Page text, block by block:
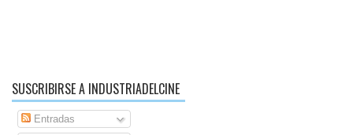
SUSCRIBIRSE A INDUSTRIADELCINE
Entradas